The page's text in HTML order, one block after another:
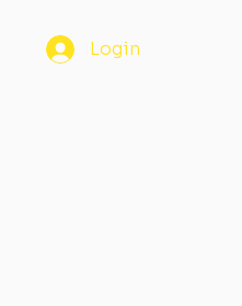
Login